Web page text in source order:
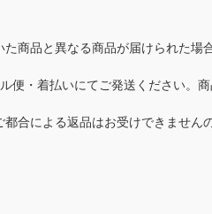
商品と異なる商品が届けられた場
便・着払いにてご発送ください。
合による返品はお受けできません